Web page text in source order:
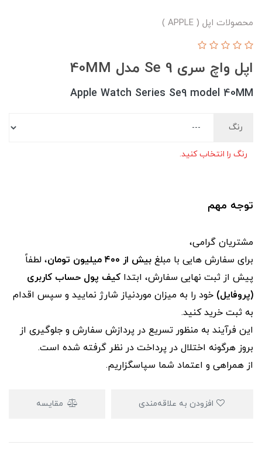
محصولات اپل ( APPLE )
اپل واچ سری Se 9 مدل 40MM
Apple Watch Series Se9 model 40MM
رنگ
رنگ را انتخاب کنید.
توجه مهم
مشتریان گرامی،
برای سفارش‌ هایی با مبلغ بیش از ۴۰۰ میلیون تومان
، لطفاً
پیش از ثبت نهایی سفارش، ابتدا کیف پول حساب کاربری
(پروفایل) خود را به میزان موردنیاز شارژ نمایید و سپس اقدام
به ثبت خرید کنید.
این فرآیند به‌ منظور تسریع در پردازش سفارش و جلوگیری از
بروز هرگونه اختلال در پرداخت در نظر گرفته شده است.
از همراهی و اعتماد شما سپاسگزاریم.
مقایسه